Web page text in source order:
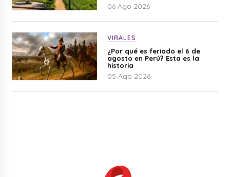
06 Ago 2026
VIRALES
¿Por qué es feriado el 6 de
agosto en Perú? Esta es la
historia
05 Ago 2026